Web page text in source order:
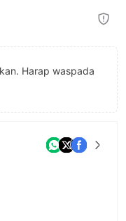
Harap waspada